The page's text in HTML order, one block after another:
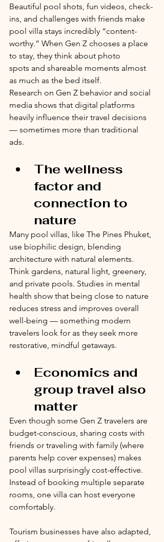
Beautiful pool shots, fun videos, check-
ins, and challenges with friends make
pool villa stays incredibly “content-
worthy.” When Gen Z chooses a place
to stay, they think about photo
spots and shareable moments almost
as much as the bed itself.
Research on Gen Z behavior and social
media shows that digital platforms
heavily influence their travel decisions
— sometimes more than traditional
ads.
The wellness
factor and
connection to
nature
Many pool villas, like The Pines Phuket,
use biophilic design, blending
architecture with natural elements.
Think gardens, natural light, greenery,
and private pools. Studies in mental
health show that being close to nature
reduces stress and improves overall
well-being — something modern
travelers look for as they seek more
restorative, mindful getaways.
Economics and
group travel also
matter
Even though some Gen Z travelers are
budget-conscious, sharing costs with
friends or traveling with family (where
parents help cover expenses) makes
pool villas surprisingly cost-effective.
Instead of booking multiple separate
rooms, one villa can host everyone
comfortably.
Tourism businesses have also adapted,